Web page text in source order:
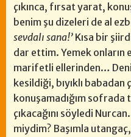
çıkınca, fırsat yarat,
benim şu dizeleri de al
sevdalı sana!’ Kısa bir
dar ettim. Yemek onların
marifetli ellerinden…
kesildiği, bıyıklı
konuşamadığım sofrada
çıkacağını söyledi
miydim? Başımla